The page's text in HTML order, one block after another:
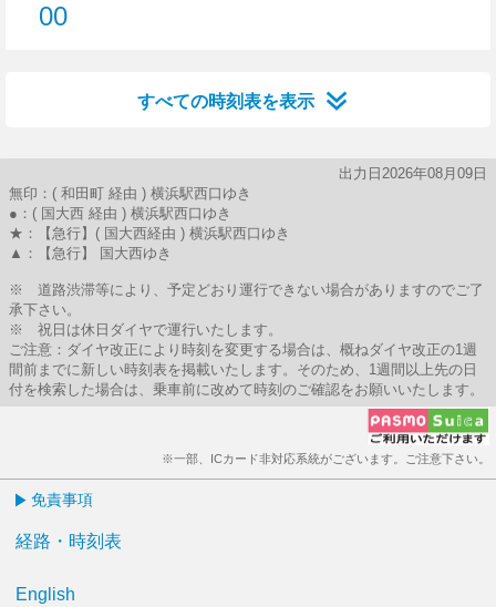
00
すべての時刻表を表示
出力日2026年08月09日
無印：( 和田町 経由 ) 横浜駅西口ゆき
●：( 国大西 経由 ) 横浜駅西口ゆき
★：【急行】( 国大西経由 ) 横浜駅西口ゆき
▲：【急行】 国大西ゆき
※ 道路渋滞等により、予定どおり運行できない場合がありますのでご了
承下さい。
※ 祝日は休日ダイヤで運行いたします。
ご注意：ダイヤ改正により時刻を変更する場合は、概ねダイヤ改正の1週
間前までに新しい時刻表を掲載いたします。そのため、1週間以上先の日
付を検索した場合は、乗車前に改めて時刻のご確認をお願いいたします。
※一部、ICカード非対応系統がございます。ご注意下さい。
免責事項
経路・時刻表
English